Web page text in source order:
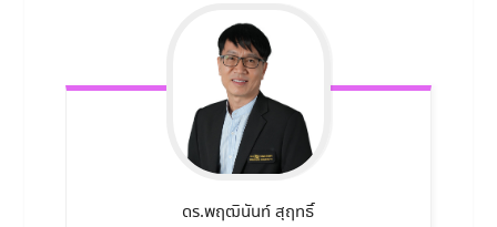
ดร.พฤฒินันท์สุฤทธิ์